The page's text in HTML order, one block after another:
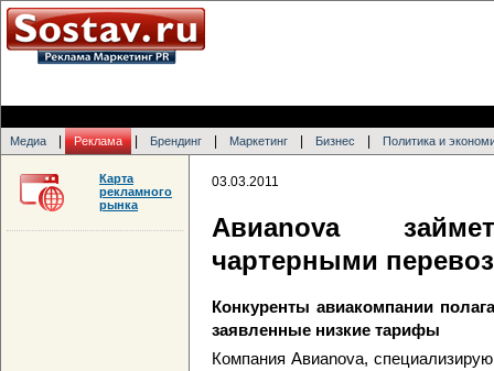
Медиа Реклама Брендинг Маркетинг Бизнес Политика и
03.03.2011
Авиаnova
чартерными
Конкуренты авиакомпании
заявленные низкие тарифы
Компания Авиаnova,
Карта
рекламного
рынка